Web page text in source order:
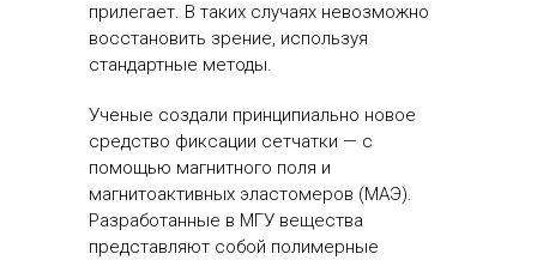
прилегает. В таких случаях невозможно
восстановить зрение, используя
стандартные методы.
Ученые создали принципиально новое
средство фиксации сетчатки — с
помощью магнитного поля и
магнитоактивных эластомеров (МАЭ).
Разработанные в МГУ вещества
представляют собой полимерные